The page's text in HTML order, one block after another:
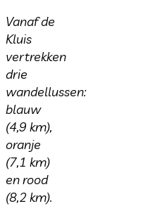
Vanaf de
Kluis
vertrekken
drie
wandellussen:
blauw
(4,9 km),
oranje
(7,1 km)
en rood
(8,2 km).